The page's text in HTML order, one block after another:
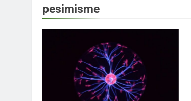
pesimisme